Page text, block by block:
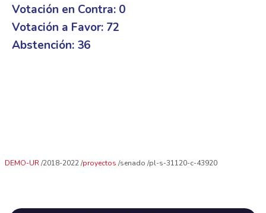
Votación en Contra: 0
Votación a Favor: 72
Abstención: 36
DEMO-UR 2018-2022 proyectos senado pl-s-31120-c-43920